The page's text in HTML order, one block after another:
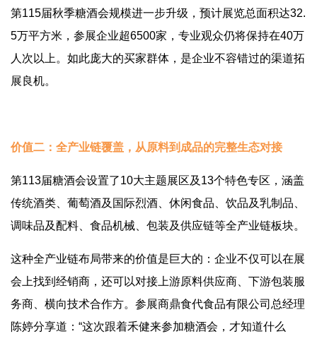
第115届秋季糖酒会规模进一步升级，预计展览总面积达32.
5万平方米，参展企业超6500家，专业观众仍将保持在40万
人次以上。如此庞大的买家群体，是企业不容错过的渠道拓
展良机。
价值二：全产业链覆盖，从原料到成品的完整生态对接
第113届糖酒会设置了10大主题展区及13个特色专区，涵盖
传统酒类、葡萄酒及国际烈酒、休闲食品、饮品及乳制品、
调味品及配料、食品机械、包装及供应链等全产业链板块。
这种全产业链布局带来的价值是巨大的：企业不仅可以在展
会上找到经销商，还可以对接上游原料供应商、下游包装服
务商、横向技术合作方。参展商鼎食代食品有限公司总经理
陈婷分享道：“这次跟着禾健来参加糖酒会，才知道什么